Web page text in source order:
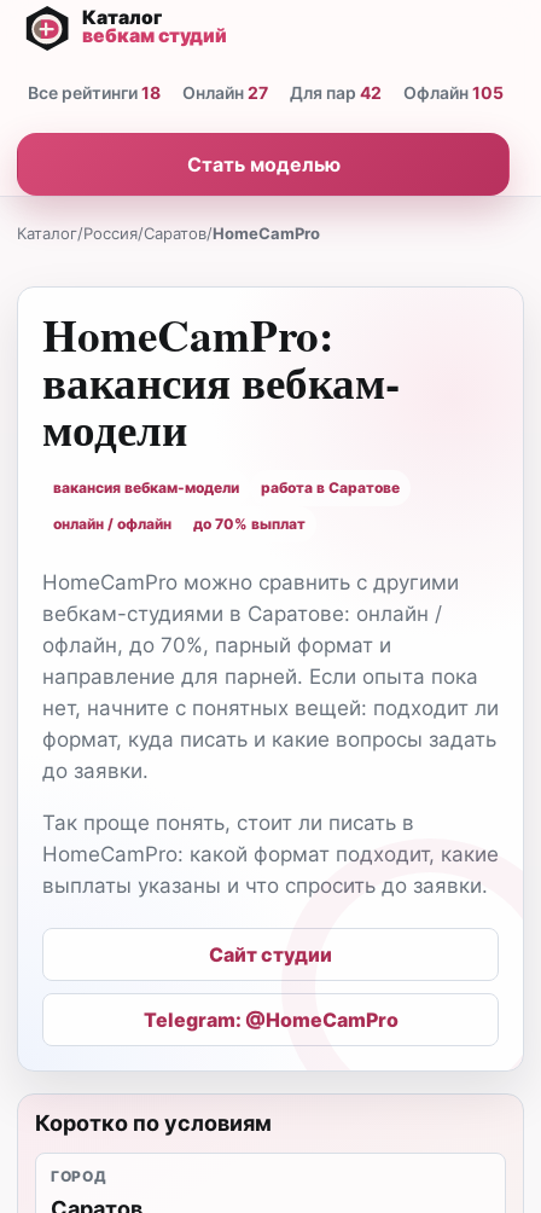
Все рейтинги18 Онлайн27 Для пар 42 Офлайн105
Стать моделью
Каталог/Россия/Саратов/HomeCamPro
HomeCamPro:
вакансия вебкам-
модели
вакансия вебкам-модели
работа в Саратове
онлайн / офлайн
до 70% выплат
HomeCamPro можно сравнить с другими
вебкам-студиями в Саратове: онлайн /
офлайн, до 70%, парный формат и
направление для парней. Если опыта пока
нет, начните с понятных вещей: подходит ли
формат, куда писать и какие вопросы задать
до заявки.
Так проще понять, стоит ли писать в
HomeCamPro: какой формат подходит, какие
выплаты указаны и что спросить до заявки.
Сайт студии
Telegram: @HomeCamPro
Коротко по условиям
ГОРОД